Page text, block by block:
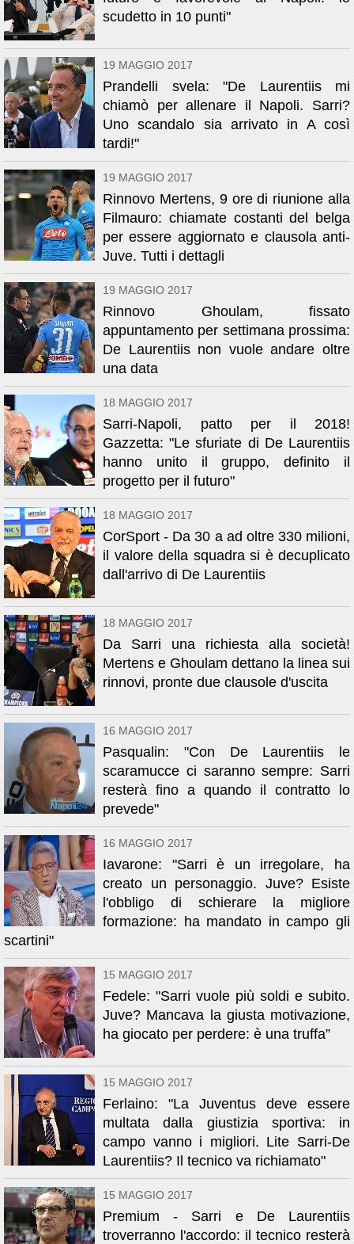
scudetto in 10 punti"
19 MAGGIO 2017
Prandelli svela: "De Laurentiis mi
chiamò per allenare il Napoli. Sarri?
Uno scandalo sia arrivato in A così
tardi!"
19 MAGGIO 2017
Rinnovo Mertens, 9 ore di riunione alla
Filmauro: chiamate costanti del belga
per essere aggiornato e clausola anti-
Juve. Tutti i dettagli
19 MAGGIO 2017
Rinnovo Ghoulam, fissato
appuntamento per settimana prossima:
De Laurentiis non vuole andare oltre
una data
18 MAGGIO 2017
Sarri-Napoli, patto per il 2018!
Gazzetta: "Le sfuriate di De Laurentiis
hanno unito il gruppo, definito il
progetto per il futuro"
18 MAGGIO 2017
CorSport - Da 30 a ad oltre 330 milioni,
il valore della squadra si è decuplicato
dall'arrivo di De Laurentiis
18 MAGGIO 2017
Da Sarri una richiesta alla società!
Mertens e Ghoulam dettano la linea sui
rinnovi, pronte due clausole d'uscita
16 MAGGIO 2017
Pasqualin: "Con De Laurentiis le
scaramucce ci saranno sempre: Sarri
resterà fino a quando il contratto lo
prevede"
16 MAGGIO 2017
Iavarone: "Sarri è un irregolare, ha
creato un personaggio. Juve? Esiste
l'obbligo di schierare la migliore
formazione: ha mandato in campo gli
scartini"
15 MAGGIO 2017
Fedele: "Sarri vuole più soldi e subito.
Juve? Mancava la giusta motivazione,
ha giocato per perdere: è una truffa”
15 MAGGIO 2017
Ferlaino: "La Juventus deve essere
multata dalla giustizia sportiva: in
campo vanno i migliori. Lite Sarri-De
Laurentiis? Il tecnico va richiamato"
15 MAGGIO 2017
Premium - Sarri e De Laurentiis
troverranno l'accordo: il tecnico resterà